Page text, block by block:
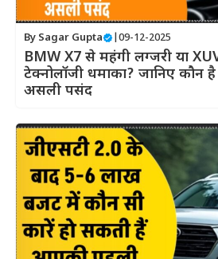
By Sagar Gupta 09-12-2025
BMW X7 से महंगी लग्जरी या
टेक्नोलॉजी धमाका? जानिए कौन है
असली पसंद